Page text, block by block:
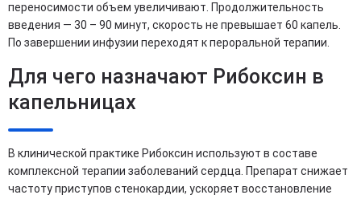
переносимости объем увеличивают. Продолжительность
введения — 30 – 90 минут, скорость не превышает 60 капель.
По завершении инфузии переходят к пероральной терапии.
Для чего назначают Рибоксин в
капельницах
В клинической практике Рибоксин используют в составе
комплексной терапии заболеваний сердца. Препарат снижает
частоту приступов стенокардии, ускоряет восстановление